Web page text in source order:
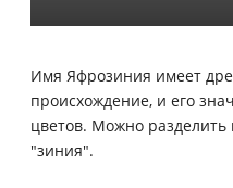
Имя Яфрозиния имеет
происхождение, и его
цветов. Можно
"зиния".